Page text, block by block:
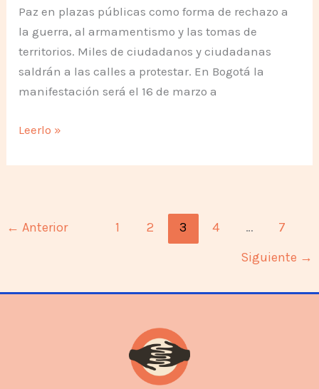
Paz en plazas públicas como forma de rechazo a
la guerra, al armamentismo y las tomas de
territorios. Miles de ciudadanos y ciudadanas
saldrán a las calles a protestar. En Bogotá la
manifestación será el 16 de marzo a
Símbolo
Paz
Leerlo »
← Anterior 1 2 3 4 …
7
Siguiente →